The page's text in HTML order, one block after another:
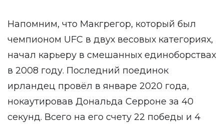
Напомним, что Макгрегор, который был
чемпионом UFC в двух весовых категориях,
начал карьеру в смешанных единоборствах
в 2008 году. Последний поединок
ирландец провёл в январе 2020 года,
нокаутировав Дональда Серроне за 40
секунд. Всего на его счету 22 победы и 4